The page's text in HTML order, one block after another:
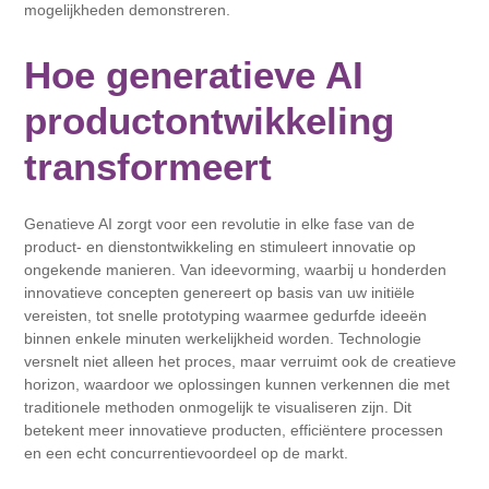
mogelijkheden demonstreren.
Hoe generatieve AI
productontwikkeling
transformeert
Genatieve AI zorgt voor een revolutie in elke fase van de
product- en dienstontwikkeling en stimuleert innovatie op
ongekende manieren. Van ideevorming, waarbij u honderden
innovatieve concepten genereert op basis van uw initiële
vereisten, tot snelle prototyping waarmee gedurfde ideeën
binnen enkele minuten werkelijkheid worden. Technologie
versnelt niet alleen het proces, maar verruimt ook de creatieve
horizon, waardoor we oplossingen kunnen verkennen die met
traditionele methoden onmogelijk te visualiseren zijn. Dit
betekent meer innovatieve producten, efficiëntere processen
en een echt concurrentievoordeel op de markt.